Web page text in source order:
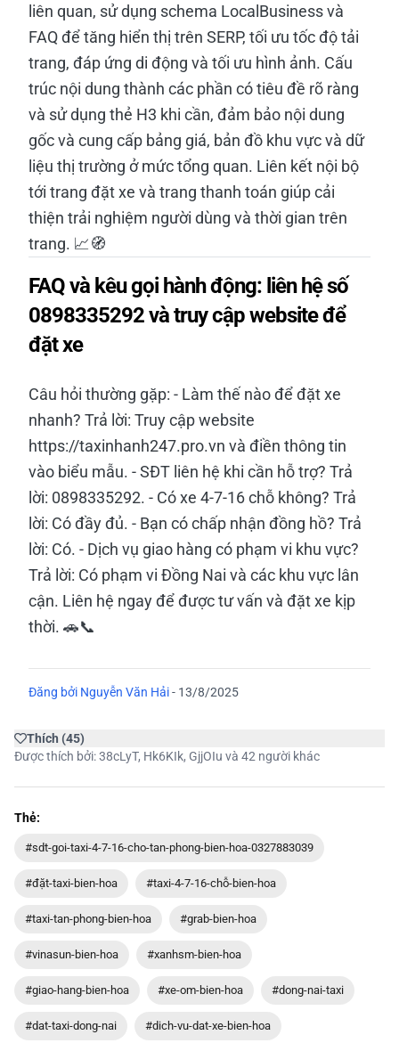
liên quan, sử dụng schema LocalBusiness và
FAQ để tăng hiển thị trên SERP, tối ưu tốc độ tải
trang, đáp ứng di động và tối ưu hình ảnh. Cấu
trúc nội dung thành các phần có tiêu đề rõ ràng
và sử dụng thẻ H3 khi cần, đảm bảo nội dung
gốc và cung cấp bảng giá, bản đồ khu vực và dữ
liệu thị trường ở mức tổng quan. Liên kết nội bộ
tới trang đặt xe và trang thanh toán giúp cải
thiện trải nghiệm người dùng và thời gian trên
trang. 📈🧭
FAQ và kêu gọi hành động: liên hệ số
0898335292 và truy cập website để
đặt xe
Câu hỏi thường gặp: - Làm thế nào để đặt xe
nhanh? Trả lời: Truy cập website
https://taxinhanh247.pro.vn và điền thông tin
vào biểu mẫu. - SĐT liên hệ khi cần hỗ trợ? Trả
lời: 0898335292. - Có xe 4-7-16 chỗ không? Trả
lời: Có đầy đủ. - Bạn có chấp nhận đồng hồ? Trả
lời: Có. - Dịch vụ giao hàng có phạm vi khu vực?
Trả lời: Có phạm vi Đồng Nai và các khu vực lân
cận. Liên hệ ngay để được tư vấn và đặt xe kịp
thời. 🚗📞
Đăng bởi Nguyễn Văn Hải- 13/8/2025
Thích (45)
Được thích bởi:38cLyT, Hk6KIk, GjjOIu và 42 người khác
Thẻ:
#sdt-goi-taxi-4-7-16-cho-tan-phong-bien-hoa-0327883039
#đặt-taxi-bien-hoa #taxi-4-7-16-chỗ-bien-hoa
#taxi-tan-phong-bien-hoa #grab-bien-hoa
#vinasun-bien-hoa #xanhsm-bien-hoa
#giao-hang-bien-hoa #xe-om-bien-hoa #dong-nai-taxi
#dat-taxi-dong-nai #dich-vu-dat-xe-bien-hoa